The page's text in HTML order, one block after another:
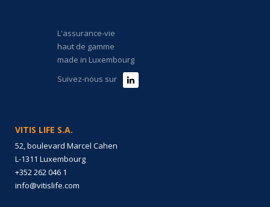
L'assurance-vie
haut de gamme
made in Luxembourg
Suivez-nous sur
VITIS LIFE S.A.
52, boulevard Marcel Cahen
L-1311 Luxembourg
+352 262 046 1
info@vitislife.com